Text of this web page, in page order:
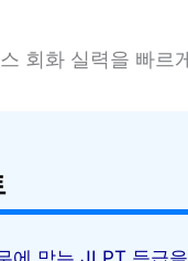
회화 실력을 빠르